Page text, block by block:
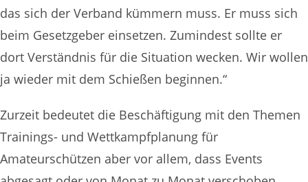
das sich der Verband kümmern muss. Er muss sich
beim Gesetzgeber einsetzen. Zumindest sollte er
dort Verständnis für die Situation wecken. Wir wollen
ja wieder mit dem Schießen beginnen.“
Zurzeit bedeutet die Beschäftigung mit den Themen
Trainings- und Wettkampfplanung für
Amateurschützen aber vor allem, dass Events